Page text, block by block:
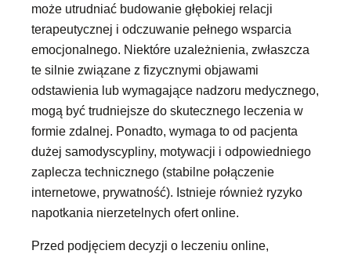
może utrudniać budowanie głębokiej relacji
terapeutycznej i odczuwanie pełnego wsparcia
emocjonalnego. Niektóre uzależnienia, zwłaszcza
te silnie związane z fizycznymi objawami
odstawienia lub wymagające nadzoru medycznego,
mogą być trudniejsze do skutecznego leczenia w
formie zdalnej. Ponadto, wymaga to od pacjenta
dużej samodyscypliny, motywacji i odpowiedniego
zaplecza technicznego (stabilne połączenie
internetowe, prywatność). Istnieje również ryzyko
napotkania nierzetelnych ofert online.
Przed podjęciem decyzji o leczeniu online,